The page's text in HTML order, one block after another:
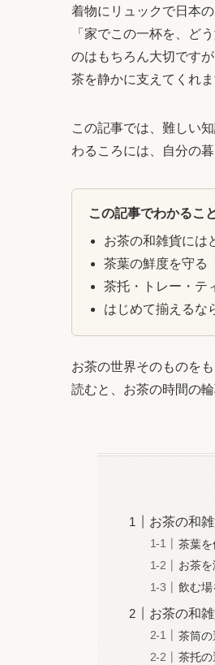
着物にリュックで日本
「家でこの一杯を、ど
のはもちろん大切です
茶を静かに支えてくれま
この記事では、難しい
わるころには、自分の
この記事でわかるこ
お茶の和雑貨には
茶葉の鮮度を守る
茶托・トレー・テ
はじめて揃えるな
お茶の世界そのものを
読むと、お茶の時間の
お茶の和
茶葉
お茶
飲む
お茶の和
茶筒
茶托